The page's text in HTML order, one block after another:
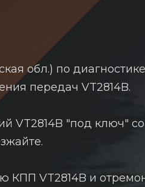
обл.) по
передач VT2814B.
VT2814B "под ключ"
КПП VT2814B и